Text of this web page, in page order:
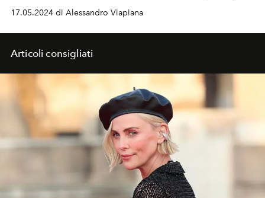
le strade di New York il nuovo spot dell'iconica
fragranza maschile Chanel.
17.05.2024 di Alessandro Viapiana
Articoli consigliati